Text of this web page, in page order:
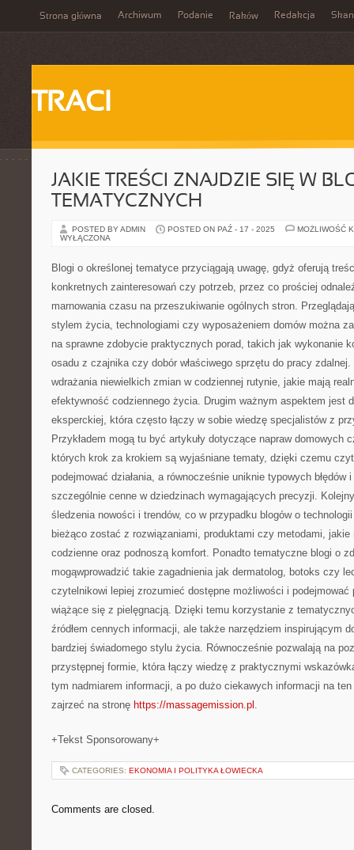
Strona główna Archiwum Podanie Raków Redakcja
TRACI
JAKIE TREŚCI ZNAJDZIE SIĘ W
TEMATYCZNYCH
POSTED BY ADMIN POSTED ON PAŹ - 17 - 2025
MOŻLIWOŚĆ
WYŁĄCZONA
Blogi o określonej tematyce przyciągają uwagę, gdyż oferują
konkretnych zainteresowań czy potrzeb, przez co prościej
marnowania czasu na przeszukiwanie ogólnych stron.
stylem życia, technologiami czy wyposażeniem domów można
na sprawne zdobycie praktycznych porad, takich jak wykonanie
osadu z czajnika czy dobór właściwego sprzętu do pracy
wdrażania niewielkich zmian w codziennej rutynie, jakie mają
efektywność codziennego życia. Drugim ważnym aspektem jest
eksperckiej, która często łączy w sobie wiedzę specjalistów z
Przykładem mogą tu być artykuły dotyczące napraw domowych
których krok za krokiem są wyjaśniane tematy, dzięki czemu
podejmować działania, a równocześnie uniknie typowych
szczególnie cenne w dziedzinach wymagających precyzji.
śledzenia nowości i trendów, co w przypadku blogów o
bieżąco zostać z rozwiązaniami, produktami czy metodami, jakie
codzienne oraz podnoszą komfort. Ponadto tematyczne blogi o
mogąwprowadzić takie zagadnienia jak dermatolog, botoks czy
czytelnikowi lepiej zrozumieć dostępne możliwości i podejmować
wiążące się z pielęgnacją. Dzięki temu korzystanie z
źródłem cennych informacji, ale także narzędziem inspirującym
bardziej świadomego stylu życia. Równocześnie pozwalają na
przystępnej formie, która łączy wiedzę z praktycznymi
tym nadmiarem informacji, a po dużo ciekawych informacji na
zajrzeć na stronę https://massagemission.pl .
+Tekst Sponsorowany+
CATEGORIES: EKONOMIA I POLITYKA ŁOWIECKA
Comments are closed.